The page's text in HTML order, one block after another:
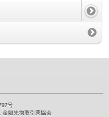
号
金融先物取引業協会